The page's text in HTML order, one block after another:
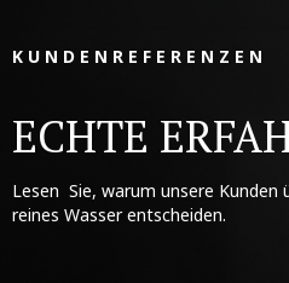
K U N D E N R E F E R E N Z E N
ECHTE
Lesen Sie, warum unsere Kunden
reines Wasser entscheiden.